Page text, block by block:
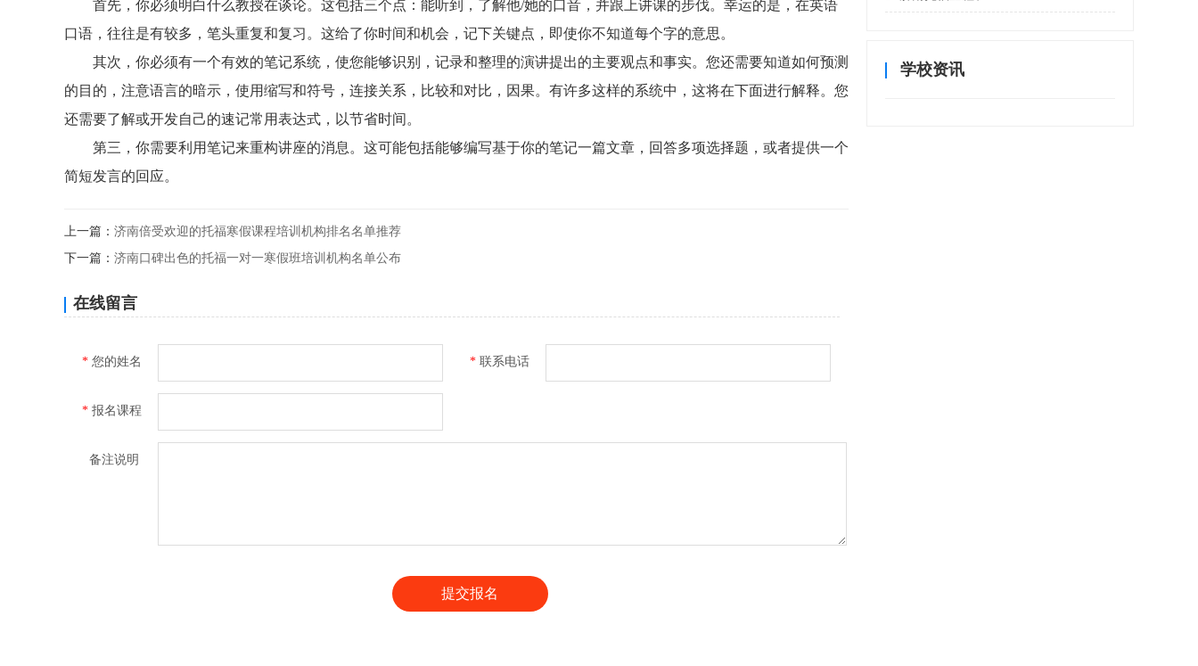
首先，你必须明白什么教授在谈论。这包括三个点：能听到，了解他/她的口音，并跟上讲课的步伐。幸运的是，在英语
口语，往往是有较多，笔头重复和复习。这给了你时间和机会，记下关键点，即使你不知道每个字的意思。
其次，你必须有一个有效的笔记系统，使您能够识别，记录和整理的演讲提出的主要观点和事实。您还需要知道如何预测
的目的，注意语言的暗示，使用缩写和符号，连接关系，比较和对比，因果。有许多这样的系统中，这将在下面进行解释。您
还需要了解或开发自己的速记常用表达式，以节省时间。
第三，你需要利用笔记来重构讲座的消息。这可能包括能够编写基于你的笔记一篇文章，回答多项选择题，或者提供一个
简短发言的回应。
上一篇： 济南倍受欢迎的托福寒假课程培训机构排名名单推荐
下一篇： 济南口碑出色的托福一对一寒假班培训机构名单公布
在线留言
* 您的姓名 *联系电话
* 报名课程
备注说明
提交报名
学校资讯